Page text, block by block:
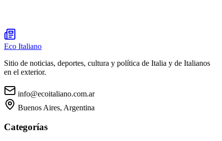
Eco Italiano
Sitio de noticias, deportes, cultura y política de Italia y de Italianos
en el exterior.
info@ecoitaliano.com.ar
Buenos Aires, Argentina
Categorías